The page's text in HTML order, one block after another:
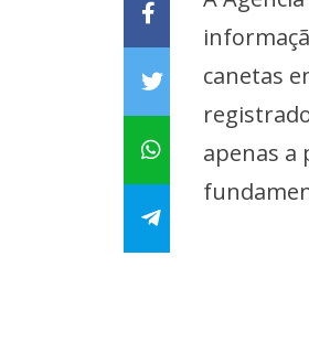
canetas
apenas a